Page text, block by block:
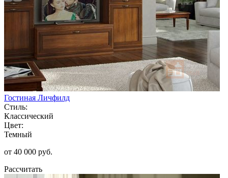
Гостиная Личфилд
Стиль:
Классический
Цвет:
Темный
от 40 000 руб.
Рассчитать